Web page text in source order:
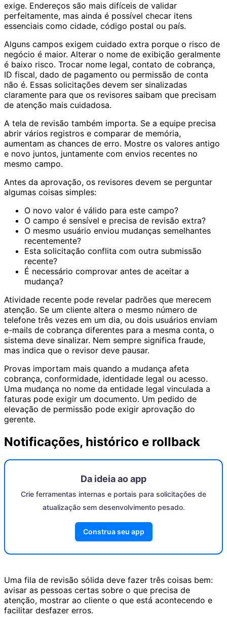
exige. Endereços são mais difíceis de validar
perfeitamente, mas ainda é possível checar itens
essenciais como cidade, código postal ou país.
Alguns campos exigem cuidado extra porque o risco de
negócio é maior. Alterar o nome de exibição geralmente
é baixo risco. Trocar nome legal, contato de cobrança,
ID fiscal, dado de pagamento ou permissão de conta
não é. Essas solicitações devem ser sinalizadas
claramente para que os revisores saibam que precisam
de atenção mais cuidadosa.
A tela de revisão também importa. Se a equipe precisa
abrir vários registros e comparar de memória,
aumentam as chances de erro. Mostre os valores antigo
e novo juntos, juntamente com envios recentes no
mesmo campo.
Antes da aprovação, os revisores devem se perguntar
algumas coisas simples:
O novo valor é válido para este campo?
O campo é sensível e precisa de revisão extra?
O mesmo usuário enviou mudanças semelhantes
recentemente?
Esta solicitação conflita com outra submissão
recente?
É necessário comprovar antes de aceitar a
mudança?
Atividade recente pode revelar padrões que merecem
atenção. Se um cliente altera o mesmo número de
telefone três vezes em um dia, ou dois usuários enviam
e-mails de cobrança diferentes para a mesma conta, o
sistema deve sinalizar. Nem sempre significa fraude,
mas indica que o revisor deve pausar.
Provas importam mais quando a mudança afeta
cobrança, conformidade, identidade legal ou acesso.
Uma mudança no nome da entidade legal vinculada a
faturas pode exigir um documento. Um pedido de
elevação de permissão pode exigir aprovação do
gerente.
Notificações, histórico e rollback
Da ideia ao app
Crie ferramentas internas e portais para solicitações de
atualização sem desenvolvimento pesado.
Construa seu app
Uma fila de revisão sólida deve fazer três coisas bem:
avisar as pessoas certas sobre o que precisa de
atenção, mostrar ao cliente o que está acontecendo e
facilitar desfazer erros.